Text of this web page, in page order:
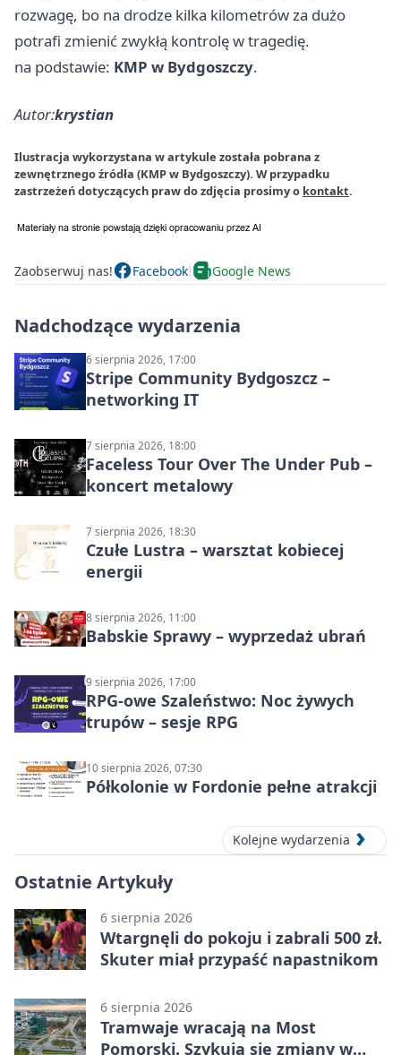
rozwagę, bo na drodze kilka kilometrów za dużo
potrafi zmienić zwykłą kontrolę w tragedię.
na podstawie: KMP w Bydgoszczy.
Autor:krystian
Ilustracja wykorzystana w artykule została pobrana z
zewnętrznego źródła (KMP w Bydgoszczy). W przypadku
zastrzeżeń dotyczących praw do zdjęcia prosimy o kontakt.
Zaobserwuj nas! Facebook Google News
Nadchodzące wydarzenia
6 sierpnia 2026, 17:00
Stripe Community Bydgoszcz –
networking IT
7 sierpnia 2026, 18:00
Faceless Tour Over The Under Pub –
koncert metalowy
7 sierpnia 2026, 18:30
Czułe Lustra – warsztat kobiecej
energii
8 sierpnia 2026, 11:00
Babskie Sprawy – wyprzedaż ubrań
9 sierpnia 2026, 17:00
RPG-owe Szaleństwo: Noc żywych
trupów – sesje RPG
10 sierpnia 2026, 07:30
Półkolonie w Fordonie pełne atrakcji
Kolejne wydarzenia
Ostatnie Artykuły
6 sierpnia 2026
Wtargnęli do pokoju i zabrali 500 zł.
Skuter miał przypaść napastnikom
6 sierpnia 2026
Tramwaje wracają na Most
Pomorski. Szykują się zmiany w